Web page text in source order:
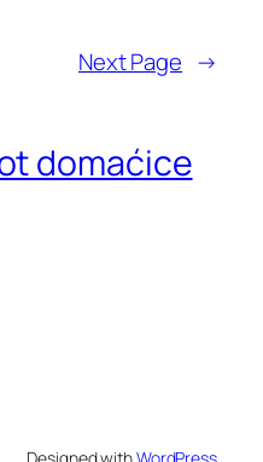
Next Page →
domaćice